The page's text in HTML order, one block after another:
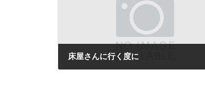
床屋さんに行く度に